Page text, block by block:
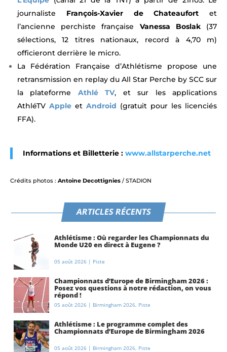
journaliste François-Xavier de Chateaufort et
l’ancienne perchiste française Vanessa Boslak(37
sélections, 12 titres nationaux, record à 4,70 m)
officieront derrière le micro.
La Fédération Française d’Athlétisme propose une
retransmission en replay du All Star Perche by SCC sur
la plateforme Athlé TV, et sur les applications
AthléTV Apple et Android (gratuit pour les licenciés
FFA).
Informations et Billetterie : www.allstarperche.net
Crédits photos : Antoine Decottignies / STADION
ARTICLES RÉCENTS
Athlétisme : Où regarder les Championnats du
Monde U20 en direct à Eugene ?
05 août 2026 | Piste
Championnats d’Europe de Birmingham 2026 :
Posez vos questions à notre rédaction, on vous
répond !
05 août 2026 | Birmingham 2026 Piste
Athlétisme : Le programme complet des
Championnats d’Europe de Birmingham 2026
05 août 2026 | Birmingham 2026 Piste